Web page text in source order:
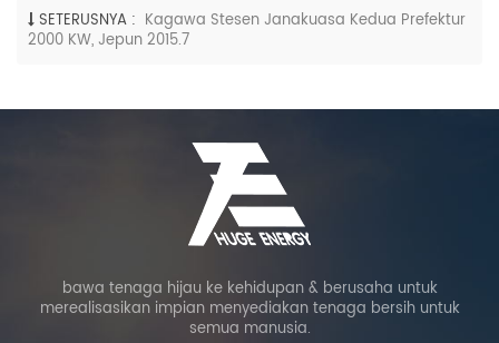
SETERUSNYA : Kagawa Stesen Janakuasa Kedua Prefektur
2000 KW, Jepun 2015.7
bawa tenaga hijau ke kehidupan & berusaha untuk
merealisasikan impian menyediakan tenaga bersih untuk
semua manusia.